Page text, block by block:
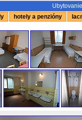
hotely a penzióny